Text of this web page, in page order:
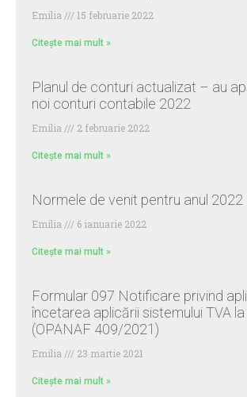
Emilia 15 februarie 2022
Citește mai mult »
Planul de conturi actualizat – au
noi conturi contabile 2022
Emilia 2 februarie 2022
Citește mai mult »
Normele de venit pentru anul 2022
Emilia 6 ianuarie 2022
Citește mai mult »
Formular 097 Notificare privind
încetarea aplicării sistemului TVA
(OPANAF 409/2021)
Emilia 23 martie 2021
Citește mai mult »